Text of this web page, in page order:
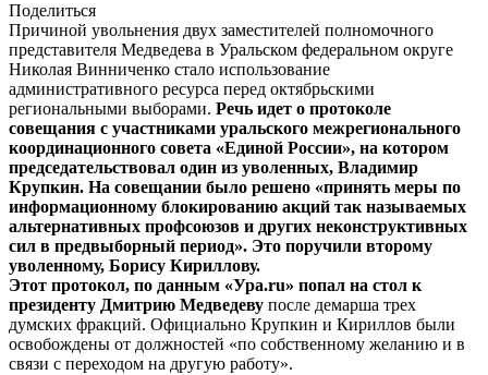
Поделиться
Причиной увольнения двух заместителей полномочного
представителя Медведева в Уральском федеральном округе
Николая Винниченко стало использование
административного ресурса перед октябрьскими
региональными выборами. Речь идет о протоколе
совещания с участниками уральского межрегионального
координационного совета «Единой России», на котором
председательствовал один из уволенных, Владимир
Крупкин. На совещании было решено «принять меры по
информационному блокированию акций так называемых
альтернативных профсоюзов и других неконструктивных
сил в предвыборный период». Это поручили второму
уволенному, Борису Кириллову.
Этот протокол, по данным «Ура.ru» попал на стол к
президенту Дмитрию Медведеву после демарша трех
думских фракций. Официально Крупкин и Кириллов были
освобождены от должностей «по собственному желанию и в
связи с переходом на другую работу».